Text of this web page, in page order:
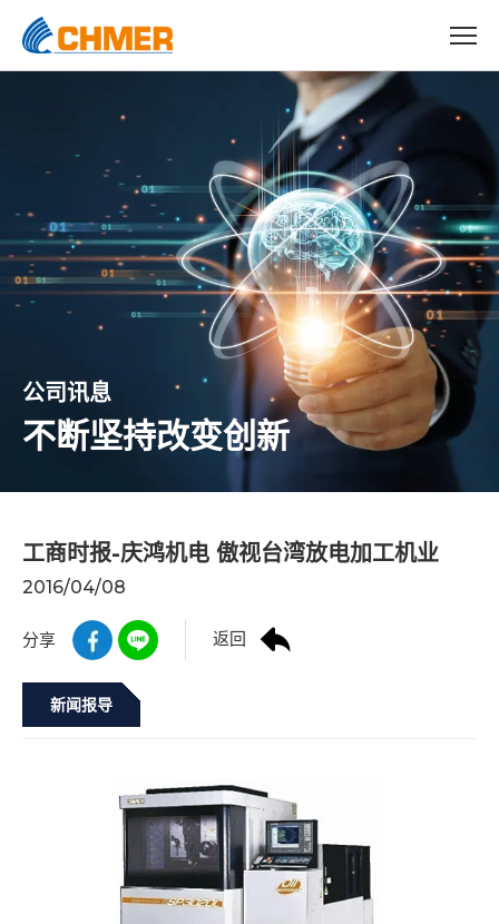
公司讯息
不断坚持改变创新
工商时报-庆鸿机电 傲视台湾放电加工机业
2016/04/08
分享 返回
新闻报导